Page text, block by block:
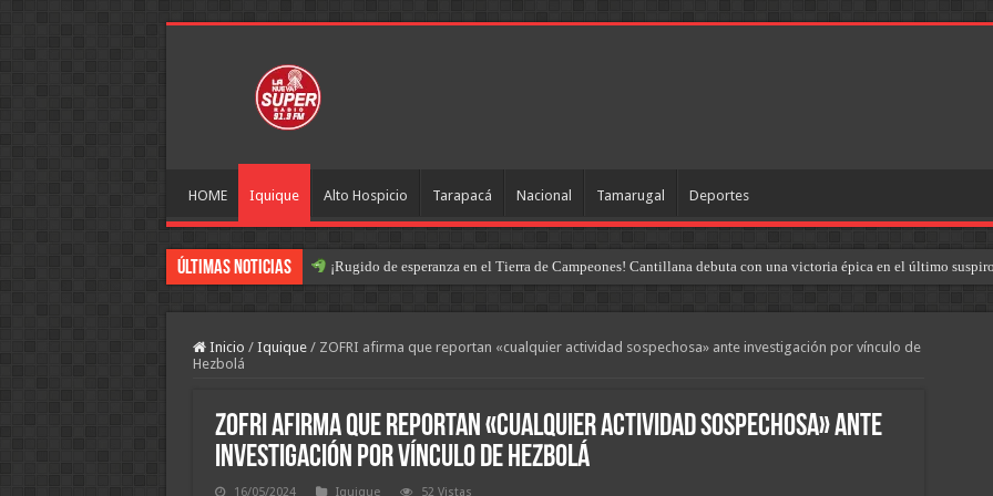
HOME Iquique Alto Hospicio Tarapacá Nacional Tamarugal Deportes
Últimas Noticias ¡Rugido de esperanza en el Tierra de Campeones! Cantillana debuta con una victoria épica en el último
Inicio / Iquique / ZOFRI afirma que reportan «cualquier actividad sospechosa» ante investigación por vínculo de
Hezbolá
ZOFRI afirma que reportan «cualquier actividad sospechosa» ante
investigación por vínculo de Hezbolá
16/05/2024 Iquique 52 Vistas